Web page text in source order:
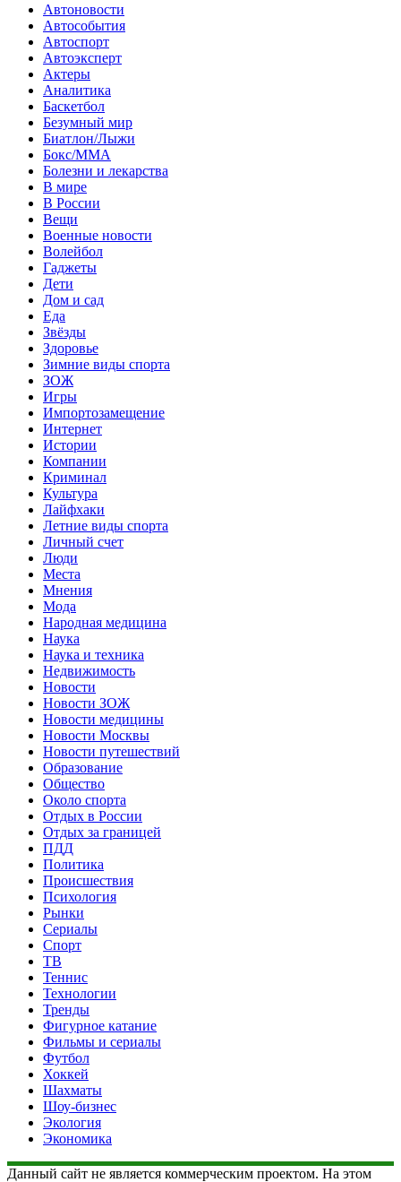
Автоновости
Автособытия
Автоспорт
Автоэксперт
Актеры
Аналитика
Баскетбол
Безумный мир
Биатлон/Лыжи
Бокс/MMA
Болезни и лекарства
В мире
В России
Вещи
Военные новости
Волейбол
Гаджеты
Дети
Дом и сад
Еда
Звёзды
Здоровье
Зимние виды спорта
ЗОЖ
Игры
Импортозамещение
Интернет
Истории
Компании
Криминал
Культура
Лайфхаки
Летние виды спорта
Личный счет
Люди
Места
Мнения
Мода
Народная медицина
Наука
Наука и техника
Недвижимость
Новости
Новости ЗОЖ
Новости медицины
Новости Москвы
Новости путешествий
Образование
Общество
Около спорта
Отдых в России
Отдых за границей
ПДД
Политика
Происшествия
Психология
Рынки
Сериалы
Спорт
ТВ
Теннис
Технологии
Тренды
Фигурное катание
Фильмы и сериалы
Футбол
Хоккей
Шахматы
Шоу-бизнес
Экология
Экономика
Данный сайт не является коммерческим проектом. На этом